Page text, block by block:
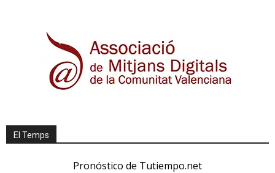
El Temps
Pronóstico de Tutiempo.net